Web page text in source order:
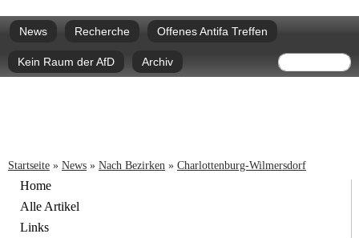
zum
Hauptmenü
News Recherche Offenes Antifa Treffen
Kein Raum der AfD Archiv Suche
Sie sind hier
Startseite » News » Nach Bezirken » Charlottenburg-Wilmersdorf
Home
Alle Artikel
Links